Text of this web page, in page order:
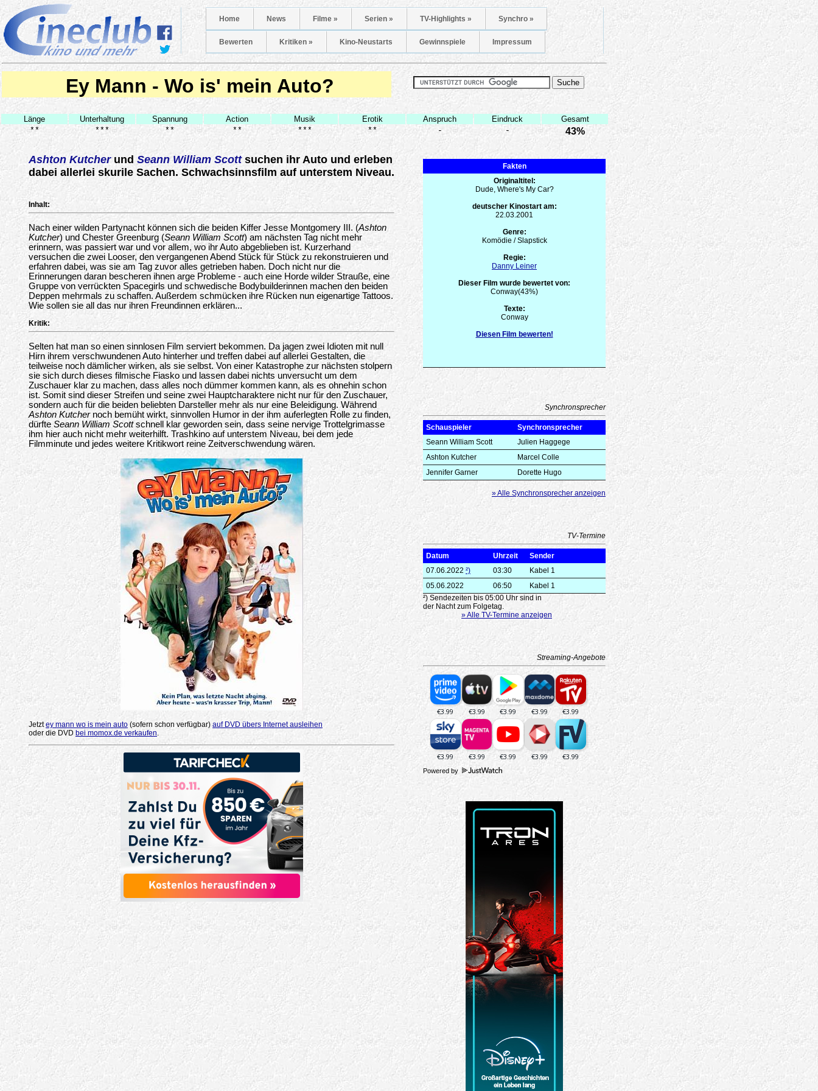
Home News Filme » Serien » TV-Highlights » Synchro »
Bewerten Kritiken » Kino-Neustarts Gewinnspiele Impressum
Ey Mann - Wo is' mein Auto?
Länge Unterhaltung Spannung Action Musik Erotik Anspruch Eindruck
Gesamt
**
*** ** ** *** ** - - 43%
Ashton Kutcherund Seann William Scottsuchen ihr Auto und erleben
dabei allerlei skurile Sachen. Schwachsinnsfilm auf unterstem Niveau.
Inhalt:
Nach einer wilden Partynacht können sich die beiden Kiffer Jesse Montgomery III. (Ashton
Kutcher) und Chester Greenburg (Seann William Scott) am nächsten Tag nicht mehr
erinnern, was passiert war und vor allem, wo ihr Auto abgeblieben ist. Kurzerhand
versuchen die zwei Looser, den vergangenen Abend Stück für Stück zu rekonstruieren und
erfahren dabei, was sie am Tag zuvor alles getrieben haben. Doch nicht nur die
Erinnerungen daran bescheren ihnen arge Probleme - auch eine Horde wilder Strauße, eine
Gruppe von verrückten Spacegirls und schwedische Bodybuilderinnen machen den beiden
Deppen mehrmals zu schaffen. Außerdem schmücken ihre Rücken nun eigenartige Tattoos.
Wie sollen sie all das nur ihren Freundinnen erklären...
Kritik:
Selten hat man so einen sinnlosen Film serviert bekommen. Da jagen zwei Idioten mit null
Hirn ihrem verschwundenen Auto hinterher und treffen dabei auf allerlei Gestalten, die
teilweise noch dämlicher wirken, als sie selbst. Von einer Katastrophe zur nächsten stolpern
sie sich durch dieses filmische Fiasko und lassen dabei nichts unversucht um dem
Zuschauer klar zu machen, dass alles noch dümmer kommen kann, als es ohnehin schon
ist. Somit sind dieser Streifen und seine zwei Hauptcharaktere nicht nur für den Zuschauer,
sondern auch für die beiden beliebten Darsteller mehr als nur eine Beleidigung. Während
Ashton Kutchernoch bemüht wirkt, sinnvollen Humor in der ihm auferlegten Rolle zu finden,
dürfteSeann William Scottschnell klar geworden sein, dass seine nervige Trottelgrimasse
ihm hier auch nicht mehr weiterhilft. Trashkino auf unterstem Niveau, bei dem jede
Filmminute und jedes weitere Kritikwort reine Zeitverschwendung wären.
Jetztey mann wo is mein auto (sofern schon verfügbar) auf DVD übers Internet ausleihen
oder die DVD bei momox.de verkaufen.
Fakten
Originaltitel:
Dude, Where's My Car?
deutscher Kinostart am:
22.03.2001
Genre:
Komödie / Slapstick
Regie:
Danny Leiner
Dieser Film wurde bewertet von:
Conway(43%)
Texte:
Conway
Diesen Film bewerten!
Synchronsprecher
Schauspieler
Synchronsprecher
Seann William Scott
Julien Haggege
Ashton Kutcher
Marcel Colle
Jennifer Garner
Dorette Hugo
» Alle Synchronsprecher anzeigen
TV-Termine
Datum Uhrzeit
Sender
07.06.2022 ²) 03:30
Kabel 1
05.06.2022
06:50
Kabel 1
²) Sendezeiten bis 05:00 Uhr sind in
der Nacht zum Folgetag.
» Alle TV-Termine anzeigen
Streaming-Angebote
Powered by